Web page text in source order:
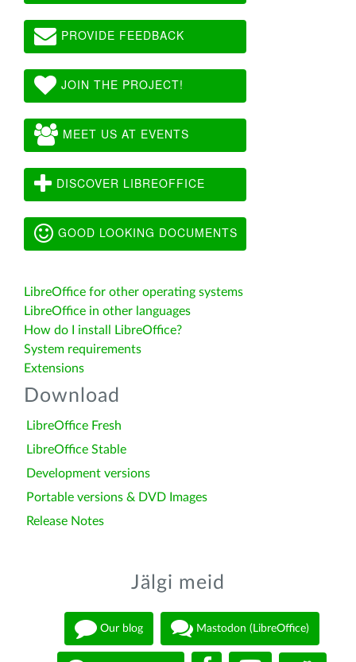
PROVIDE FEEDBACK
JOIN THE PROJECT!
MEET US AT EVENTS
DISCOVER LIBREOFFICE
GOOD LOOKING DOCUMENTS
LibreOffice for other operating systems
LibreOffice in other languages
How do I install LibreOffice?
System requirements
Extensions
Download
LibreOffice Fresh
LibreOffice Stable
Development versions
Portable versions & DVD Images
Release Notes
Jälgi meid
Our blog Mastodon (LibreOffice)